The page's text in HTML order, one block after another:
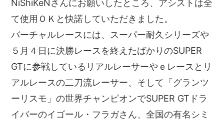
NiShiKeNさんにお願いしたところ、アシストは全
て使用ＯＫと快諾していただきました。
バーチャルレースには、スーパー耐久シリーズや
５月４日に決勝レースを終えたばかりのSUPER
GTに参戦しているリアルレーサーやｅレースとリ
アルレースの二刀流レーサー、そして「グランツ
ーリスモ」の世界チャンピオンでSUPER GTドラ
イバーのイゴール・フラガさん、全国の有名シミ